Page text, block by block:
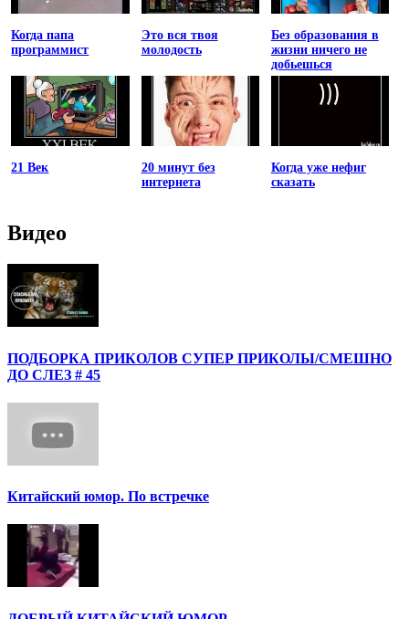
Когда папа
программист
Это вся твоя
молодость
Без образования в
жизни ничего не
добьешься
21 Век
20 минут без
интернета
Когда уже нефиг
сказать
Видео
ПОДБОРКА ПРИКОЛОВ СУПЕР ПРИКОЛЫ/СМЕШНО
ДО СЛЕЗ # 45
Китайский юмор. По встречке